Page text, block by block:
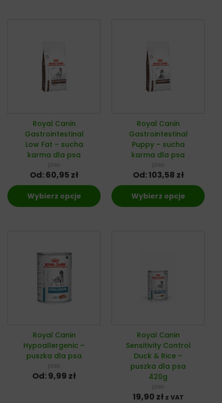
Royal Canin
Gastrointestinal
Low Fat – sucha
karma dla psa
pies
Od:60,95 zł
Wybierz opcje
Royal Canin
Gastrointestinal
Puppy – sucha
karma dla psa
pies
Od:103,58 zł
Wybierz opcje
Royal Canin
Hypoallergenic –
puszka dla psa
pies
Od:9,99 zł
Royal Canin
Sensitivity Control
Duck & Rice –
puszka dla psa
420g
pies
19,90 zł z VAT